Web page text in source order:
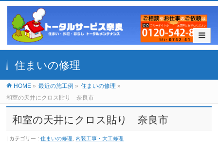
住まいの修理
HOME » 最近の施工例 » 住まいの修理 »
和室の天井にクロス貼り 奈良市
和室の天井にクロス貼り 奈良市
カテゴリー :住まいの修理 内装工事・大工修理